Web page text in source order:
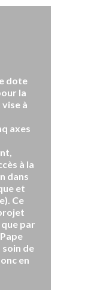
dote
la
à
axes
à la
dans
et
Ce
par
soin de
en